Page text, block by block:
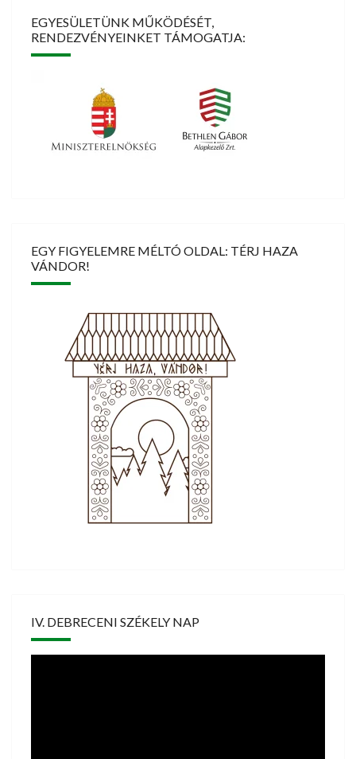
EGYESÜLETÜNK MŰKÖDÉSÉT,
RENDEZVÉNYEINKET TÁMOGATJA:
EGY FIGYELEMRE MÉLTÓ OLDAL: TÉRJ HAZA
VÁNDOR!
IV. DEBRECENI SZÉKELY NAP